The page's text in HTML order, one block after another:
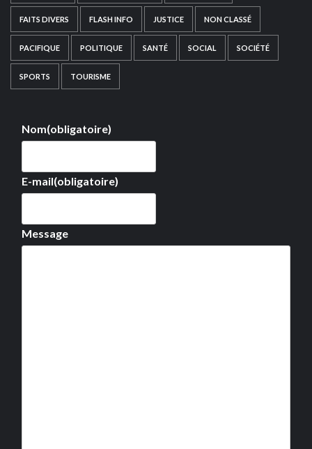
FAITS DIVERS FLASH INFO JUSTICE NON CLASSÉ
PACIFIQUE POLITIQUE SANTÉ SOCIAL SOCIÉTÉ
SPORTS TOURISME
Nom(obligatoire)
E-mail(obligatoire)
Message